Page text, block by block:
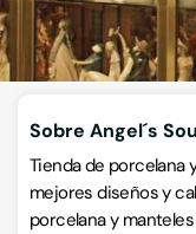
Sobre Angel´s
Tienda de porcelana
mejores diseños y
porcelana y